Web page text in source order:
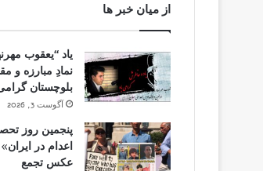
از میان خبر ها
یاد “یعقوب
نمادِ مبارزه و
بلوچستان
آگوست 3, 2026
پنجمین روز
اعدام در
عکس تجمع